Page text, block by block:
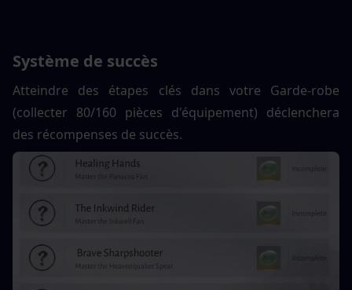
Système de succès
Atteindre des étapes clés dans votre Garde-robe
(collecter 80/160 pièces d'équipement) déclenchera
des récompenses de succès.